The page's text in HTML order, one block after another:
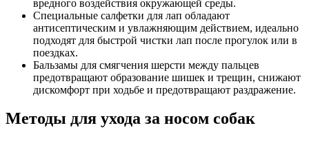
вредного воздействия окружающей среды.
Специальные салфетки для лап обладают
антисептическим и увлажняющим действием, идеально
подходят для быстрой чистки лап после прогулок или в
поездках.
Бальзамы для смягчения шерсти между пальцев
предотвращают образование шишек и трещин, снижают
дискомфорт при ходьбе и предотвращают раздражение.
Методы для ухода за носом собак